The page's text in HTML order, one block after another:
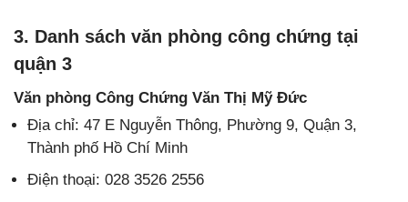
3. Danh sách văn phòng công chứng tại
quận 3
Văn phòng Công Chứng Văn Thị Mỹ Đức
Địa chỉ: 47 E Nguyễn Thông, Phường 9, Quận 3,
Thành phố Hồ Chí Minh
Điện thoại: 028 3526 2556